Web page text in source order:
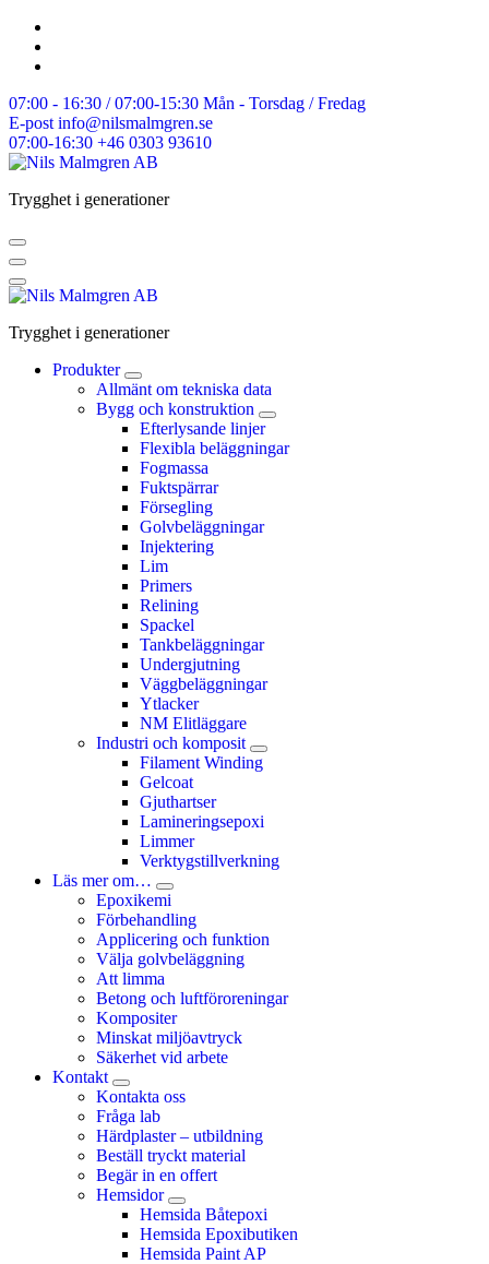
Skip
content
07:00 - 16:30 / 07:00-15:30 Mån - Torsdag / Fredag
E-post info@nilsmalmgren.se
07:00-16:30 +46 0303 93610
Trygghet i generationer
Trygghet i generationer
Produkter
Allmänt om tekniska data
Bygg och konstruktion
Efterlysande linjer
Flexibla beläggningar
Fogmassa
Fuktspärrar
Försegling
Golvbeläggningar
Injektering
Lim
Primers
Relining
Spackel
Tankbeläggningar
Undergjutning
Väggbeläggningar
Ytlacker
NM Elitläggare
Industri och komposit
Filament Winding
Gelcoat
Gjuthartser
Lamineringsepoxi
Limmer
Verktygstillverkning
Läs mer om…
Epoxikemi
Förbehandling
Applicering och funktion
Välja golvbeläggning
Att limma
Betong och luftföroreningar
Kompositer
Minskat miljöavtryck
Säkerhet vid arbete
Kontakt
Kontakta oss
Fråga lab
Härdplaster – utbildning
Beställ tryckt material
Begär in en offert
Hemsidor
Hemsida Båtepoxi
Hemsida Epoxibutiken
Hemsida Paint AP